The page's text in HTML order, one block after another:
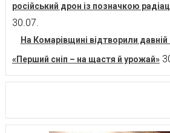
російський дрон із позначкою
30.07.
На Комарівщині відтворили
«Перший сніп – на щастя й урожай»